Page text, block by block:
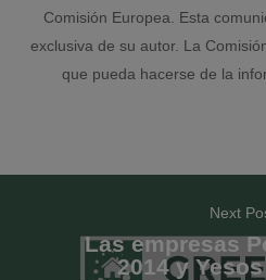
Comisión Europea. Esta
exclusiva de su autor. La
que pueda hacerse de la
Next
Las empresas
2014 y